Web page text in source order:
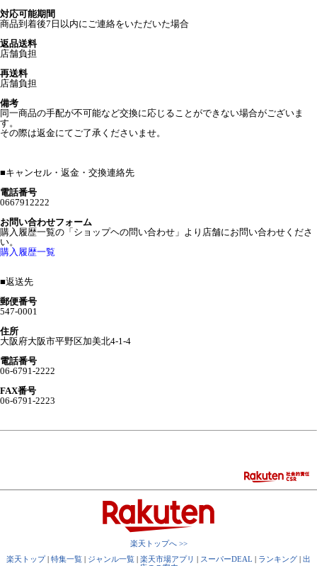
対応可能期間
商品到着後7日以内にご連絡をいただいた場合
返品送料
店舗負担
再送料
店舗負担
備考
同一商品の手配が不可能など交換に応じることができない場合がございま
す。
その際は返金にてご了承くださいませ。
■キャンセル・返金・交換連絡先
電話番号
0667912222
お問い合わせフォーム
購入履歴一覧の「ショップヘの問い合わせ」より店舗にお問い合わせくださ
い。
購入履歴一覧
■返送先
郵便番号
547-0001
住所
大阪府大阪市平野区加美北4-1-4
電話番号
06-6791-2222
FAX番号
06-6791-2223
楽天トップへ >>
楽天トップ| 特集一覧 | ジャンル一覧 | 楽天市場アプリ | スーパーDEAL | ランキング | 出